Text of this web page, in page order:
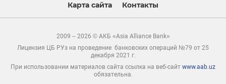
Карта сайта
Контакты
2009 – 2026 © АКБ «Asia Alliance Bank»
Лицензия ЦБ РУз на проведение банковских операций №79 от 25
декабря 2021 г.
При использовании материалов сайта ссылка на веб-сайт www.aab.uz
обязательна.